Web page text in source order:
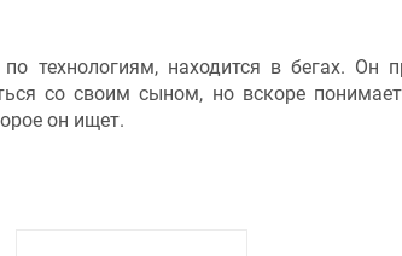
технологиям, находится в бегах. Он
со своим сыном, но вскоре
он ищет.